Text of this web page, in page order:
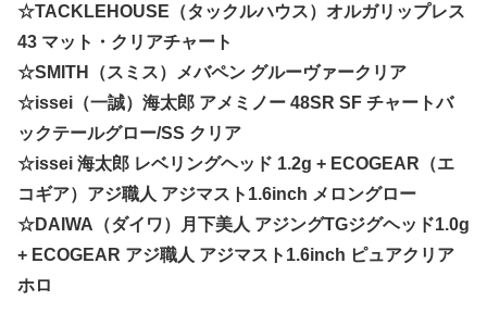
☆TACKLEHOUSE（タックルハウス）オルガリップレス
43 マット・クリアチャート
☆SMITH（スミス）メバペン グルーヴァークリア
☆issei（一誠）海太郎 アメミノー 48SR SF チャートバ
ックテールグロー/SS クリア
☆issei 海太郎 レベリングヘッド 1.2g + ECOGEAR（エ
コギア）アジ職人 アジマスト1.6inch メロングロー
☆DAIWA（ダイワ）月下美人 アジングTGジグヘッド1.0g
+ ECOGEAR アジ職人 アジマスト1.6inch ピュアクリア
ホロ